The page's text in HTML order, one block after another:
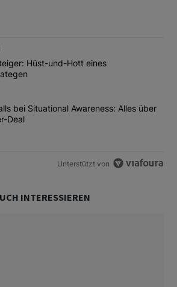
Liste der am meisten kommentierten
Titel "SMI-Aufsteiger: Hüst-und-Hott
Hüst-und-Hott eines
Titel "Margin Calls bei Situational
bei Situational Awareness: Alles über
Deal
Unterstützt von
INTERESSIEREN